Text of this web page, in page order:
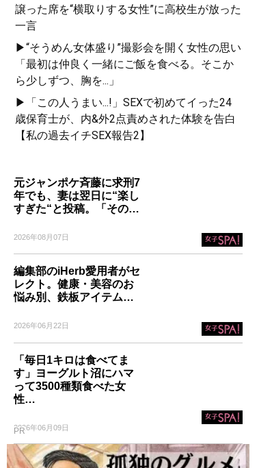
譲った席を“横取りする女性”に高校生が放った
一言
▶“そうめん女体盛り”撮影会を開く女性の思い
「最初は仲良く一緒にご飯を食べる。そこか
ら少しずつ、胸を...」
▶「この人うまい...!」SEXで初めてイった24
歳保育士が、内&外2点責めされた体験を告白
【私の過去イチSEX報告2】
元ジャンポケ斉藤に求刑7
年でも、妻は翌日に“楽し
すぎた“と投稿。「その…
2026年08月07日
編集部のiHerb愛用者がセ
レクト。健康・美容のお
悩み別、鉄板アイテム…
2026年06月22日
「毎日1キロは食べてま
す」ヨーグルト沼にハマ
って3500種類食べた女
性…
2026年06月09日
PR